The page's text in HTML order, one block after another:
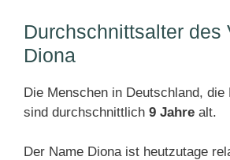
Durchschnittsalter des
Diona
Die Menschen in Deutschland, die
sind durchschnittlich 9 Jahre alt.
Der Name Diona ist heutzutage